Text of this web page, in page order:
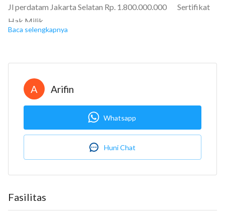
Jl perdatam Jakarta Selatan Rp. 1.800.000.000 Sertifikat
Hak Milik
Kamar tidur: 2+5
Kamar pembantu: Tidak ada
Garasi: Carport
Luas tanah: 85m2
Luas bangunan: 170m2
Bangunan menghadap: Barat
Luas Tanah : 85 m²
Luas Bangunan : 170 m²
*Lantai 1*
Baca selengkapnya
A Arifin
Whatsapp
Huni Chat
Fasilitas